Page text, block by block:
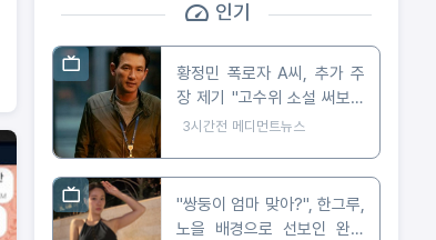
인기
황정민 폭로자 A씨, 추가 주
장 제기 "고수위 소설 써보라
요구 받아"
3시간전 메디먼트뉴스
"쌍둥이 엄마 맞아?", 한그루,
노을 배경으로 선보인 완벽